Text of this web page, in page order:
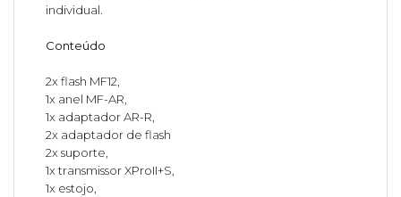
individual.
Conteúdo
2x flash MF12,
1x anel MF-AR,
1x adaptador AR-R,
2x adaptador de flash
2x suporte,
1x transmissor XProII+S,
1x estojo,